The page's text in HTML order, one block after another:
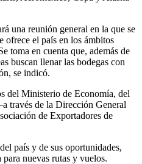
una reunión general en la que se
ofrece el país en los ámbitos
toma en cuenta que, además de
buscan llenar las bodegas con
se indicó.
del Ministerio de Economía, del
través de la Dirección General
de Exportadores de
país y de sus oportunidades,
nuevas rutas y vuelos.